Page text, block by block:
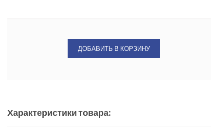
ДОБАВИТЬ В КОРЗИНУ
Характеристики товара: